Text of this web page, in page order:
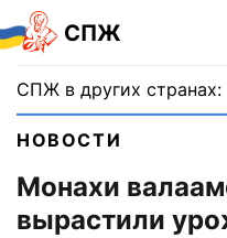
СПЖ
СПЖ в других странах:
НОВОСТИ
Монахи
вырастили